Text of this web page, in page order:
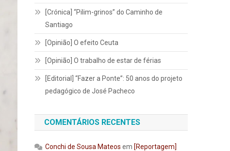
[Crónica] “Pilim-grinos” do Caminho de
Santiago
[Opinião] O efeito Ceuta
[Opinião] O trabalho de estar de férias
[Editorial] “Fazer a Ponte”: 50 anos do projeto
pedagógico de José Pacheco
COMENTÁRIOS RECENTES
Conchi de Sousa Mateos em [Reportagem]